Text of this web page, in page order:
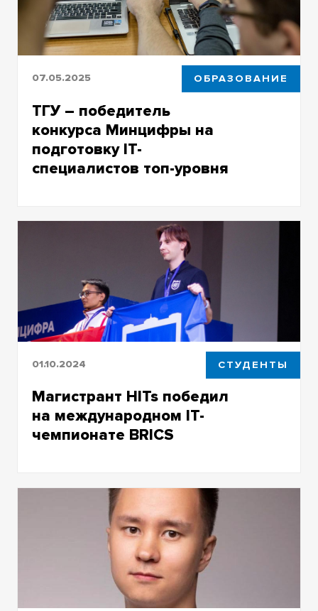
07.05.2025 ОБРАЗОВАНИЕ
ТГУ – победитель
конкурса Минцифры на
подготовку IT-
специалистов топ-уровня
«Экономика данных»
01.10.2024 СТУДЕНТЫ
Магистрант HITs победил
на международном IT-
чемпионате BRICS
чемпионате BRICS+ Future Skills & Tech
Challenge – два года назад он выиграл
серебряную медаль